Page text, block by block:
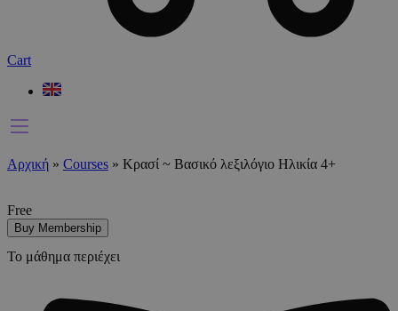
Cart
Αρχική » Courses » Κρασί ~ Βασικό λεξιλόγιο Ηλικία 4+
Free
Buy Membership
Το μάθημα περιέχει